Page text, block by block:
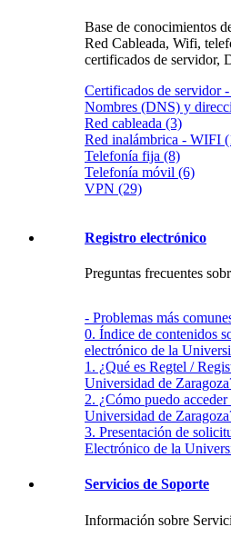
Base de conocimientos
Red Cableada, Wifi,
certificados de servidor,
Certificados de servidor
Nombres (DNS) y
Red cableada (3)
Red inalámbrica - WIFI
Telefonía fija (8)
Telefonía móvil (6)
VPN (29)
Registro electrónico
Preguntas frecuentes
- Problemas más
0. Índice de contenidos
electrónico de la
1. ¿Qué es Regtel /
Universidad de
2. ¿Cómo puedo
Universidad de
3. Presentación de
Electrónico de la
Servicios de Soporte
Información sobre